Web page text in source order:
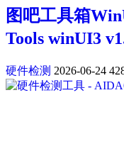
图吧工具箱
Tools winUI3
硬件检测 2026-06-24